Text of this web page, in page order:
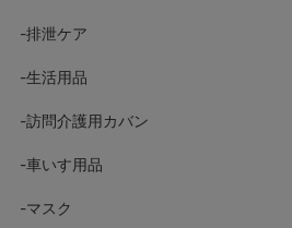
排泄ケア
生活用品
訪問介護用カバン
車いす用品
マスク